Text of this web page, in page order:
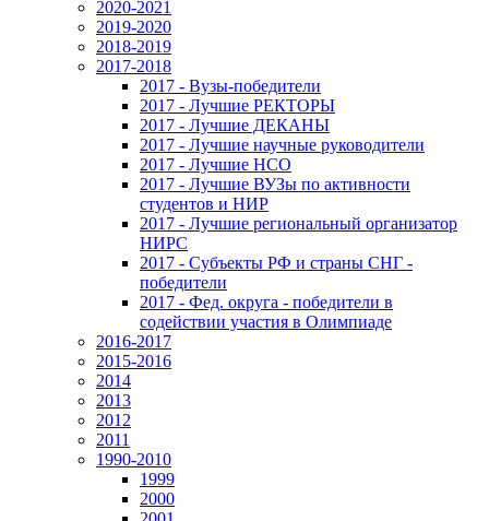
2020-2021
2019-2020
2018-2019
2017-2018
2017 - Вузы-победители
2017 - Лучшие РЕКТОРЫ
2017 - Лучшие ДЕКАНЫ
2017 - Лучшие научные руководители
2017 - Лучшие НСО
2017 - Лучшие ВУЗы по активности
студентов и НИР
2017 - Лучшие региональный организатор
НИРС
2017 - Субъекты РФ и страны СНГ -
победители
2017 - Фед. округа - победители в
содействии участия в Олимпиаде
2016-2017
2015-2016
2014
2013
2012
2011
1990-2010
1999
2000